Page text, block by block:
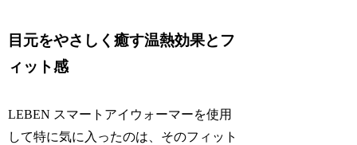
目元をやさしく癒す温熱効果とフ
ィット感
LEBEN スマートアイウォーマーを使用
して特に気に入ったのは、そのフィット